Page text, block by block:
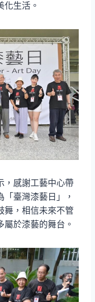
生活。
，感謝工藝中心帶
臺灣漆藝日」，
舞，相信未來不管
於漆藝的舞台。